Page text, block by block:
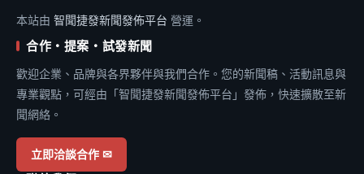
本站由 智聞捷發新聞發佈平台 營運。
合作・提案・試發新聞
歡迎企業、品牌與各界夥伴與我們合作。您的新聞稿、活動訊息與
專業觀點，可經由「智聞捷發新聞發佈平台」發佈，快速擴散至新
聞網絡。
立即洽談合作 ✉